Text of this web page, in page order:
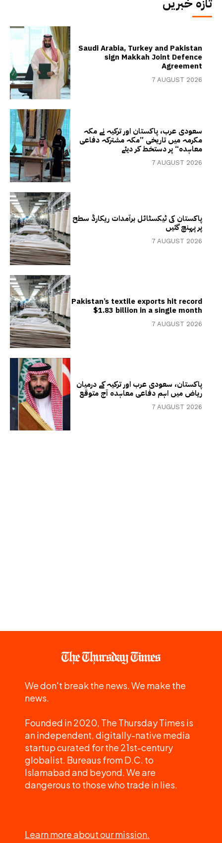
Saudi Arabia, Turkey and Pakistan
sign Makkah Joint Defence
Agreement
7 AUGUST 2026
سعودی عرب، پاکستان اور ترکیہ نے مکہ
مکرمہ میں تاریخی ”مکہ مشترکہ دفاعی
معاہدہ“ پر دستخط کر دیئے
7 AUGUST 2026
پاکستان کی ٹیکسٹائل برآمدات ریکارڈ سطح
پر پہنچ گئیں
7 AUGUST 2026
Pakistan’s textile exports hit record
$1.83 billion in a single month
7 AUGUST 2026
پاکستان، سعودی عرب اور ترکیہ کے درمیان
ریاض میں اہم دفاعی معاہدہ آج متوقع
7 AUGUST 2026
We don't break the news. We make the
news.
Founded in 2020, The Thursday Times is
an independent, digitally-native media
startup curated for the 21st-century
globalist. Bureaus from D.C. to
Islamabad and beyond. We are
dangerous to those who trade in lies.
Learn more about our mission.